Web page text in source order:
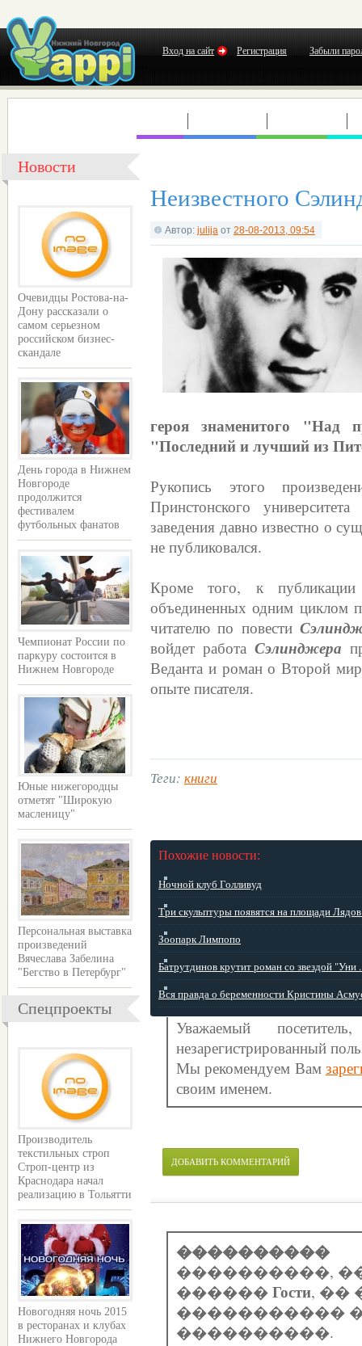
Вход на сайт Регистрация Забыли
Новости
Очевидцы Ростова-на-
Дону рассказали о
самом серьезном
российском бизнес-
скандале
День города в Нижнем
Новгороде
продолжится
фестивалем
футбольных фанатов
Чемпионат России по
паркуру состоится в
Нижнем Новгороде
Юные нижегородцы
отметят "Широкую
масленицу"
Персональная выставка
произведений
Вячеслава Забелина
"Бегство в Петербург"
Спецпроекты
Производитель
текстильных строп
Строп-центр из
Краснодара начал
реализацию в Тольятти
Новогодняя ночь 2015
в ресторанах и клубах
Нижнего Новгорода
Неизвестного
Автор: julija от 28-08-2013, 09:54
героя знаменитого "Над
"Последний и лучший из
Рукопись этого
Принстонского
заведения давно известно о
не публиковался.
Кроме того, к
объединенных одним циклом
читателю по повести
войдет работа Сэлинджера
Веданта и роман о Второй
опыте писателя.
Теги: книги
Похожие новости:
Ночной клуб Голливуд
Три скульптуры появятся на площади
Зоопарк Лимпопо
Батрутдинов крутит роман со звездой "Уни
Вся правда о беременности Кристины
Уважаемый
незарегистрированный
Мы рекомендуем Вам
своим именем.
ДОБАВИТЬ КОММЕНТАРИЙ
����������
����������,
������Гости, ��
�����������
����������.